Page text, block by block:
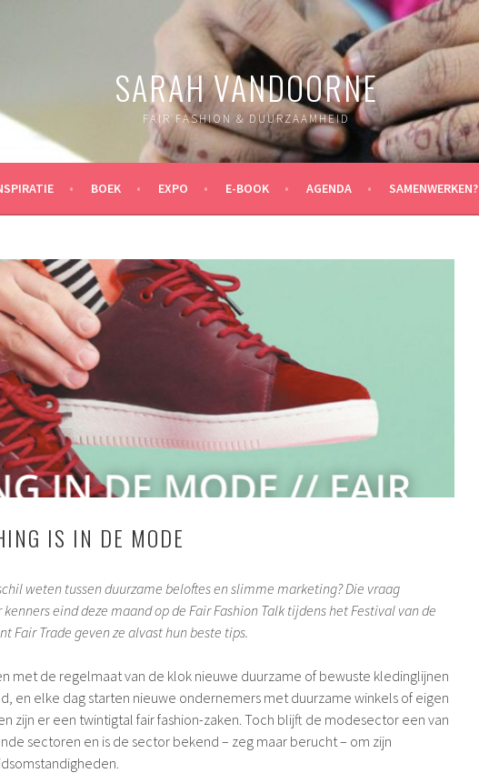
SARAH VANDOORNE
FAIR FASHION & DUURZAAMHEID
BOEK EXPO E-BOOK AGENDA SAMENWERKEN?
IS IN DE MODE
weten tussen duurzame beloftes en slimme marketing? Die vraag
eind deze maand op de Fair Fashion Talk tijdens het Festival van de
Fair Trade geven ze alvast hun beste tips.
met de regelmaat van de klok nieuwe duurzame of bewuste kledinglijnen
en elke dag starten nieuwe ondernemers met duurzame winkels of eigen
zijn er een twintigtal fair fashion-zaken. Toch blijft de modesector een van
sectoren en is de sector bekend – zeg maar berucht – om zijn